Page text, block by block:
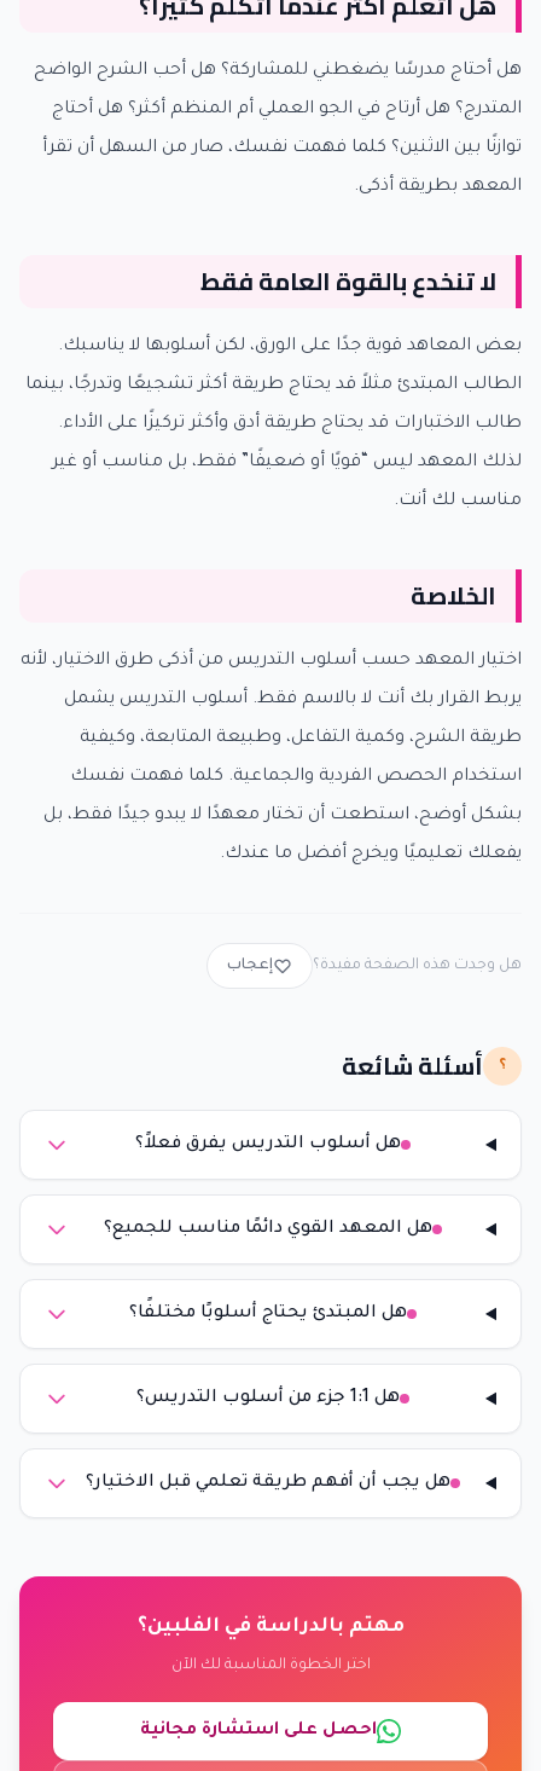
هل أحتاج مدرسًا يضغطني للمشاركة؟ هل أحب الشرح الواضح
المتدرج؟ هل أرتاح في الجو العملي أم المنظم أكثر؟ هل أحتاج
توازنًا بين الاثنين؟ كلما فهمت نفسك، صار من السهل أن تقرأ
المعهد بطريقة أذكى.
لا تنخدع بالقوة العامة فقط
بعض المعاهد قوية جدًا على الورق، لكن أسلوبها لا يناسبك.
الطالب المبتدئ مثلاً قد يحتاج طريقة أكثر تشجيعًا وتدرجًا، بينما
طالب الاختبارات قد يحتاج طريقة أدق وأكثر تركيزًا على الأداء.
لذلك المعهد ليس “قويًا أو ضعيفًا” فقط، بل مناسب أو غير
مناسب لك أنت.
الخلاصة
اختيار المعهد حسب أسلوب التدريس من أذكى طرق الاختيار، لأنه
يربط القرار بك أنت لا بالاسم فقط. أسلوب التدريس يشمل
طريقة الشرح، وكمية التفاعل، وطبيعة المتابعة، وكيفية
استخدام الحصص الفردية والجماعية. كلما فهمت نفسك
بشكل أوضح، استطعت أن تختار معهدًا لا يبدو جيدًا فقط، بل
يفعلك تعليميًا ويخرج أفضل ما عندك.
هل وجدت هذه الصفحة مفيدة؟ إعجاب
؟ أسئلة شائعة
هل أسلوب التدريس يفرق فعلاً؟
هل المعهد القوي دائمًا مناسب للجميع؟
هل المبتدئ يحتاج أسلوبًا مختلفًا؟
هل 1:1 جزء من أسلوب التدريس؟
هل يجب أن أفهم طريقة تعلمي قبل الاختيار؟
مهتم بالدراسة في الفلبين؟
اختر الخطوة المناسبة لك الآن
احصل على استشارة مجانية